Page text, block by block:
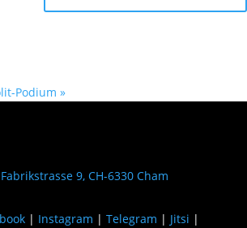
Podium »
Fabrikstrasse 9, CH-6330 Cham
| Instagram | Telegram | Jitsi |